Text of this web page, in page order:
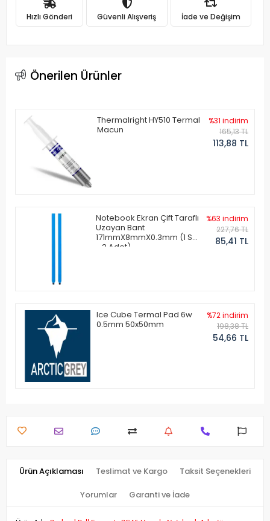
Hızlı Gönderi Güvenli Alışveriş İade ve Değişim
Önerilen Ürünler
Thermalright HY510 Termal
Macun
%31 indirim
165,13 TL
113,88 TL
Notebook Ekran Çift Taraflı
Uzayan Bant
171mmX8mmX0.3mm (1 Set
- 2 Adet)
%63 indirim
227,76 TL
85,41 TL
Ice Cube Termal Pad 6w
0.5mm 50x50mm
%72 indirim
198,38 TL
54,66 TL
Ürün Açıklaması Teslimat ve Kargo Taksit Seçenekleri
Yorumlar Garanti ve İade